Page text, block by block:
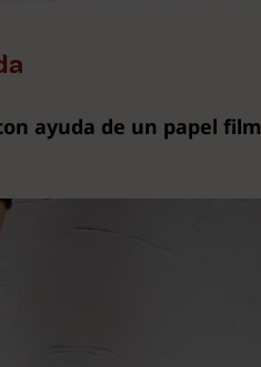
ayuda de un papel film